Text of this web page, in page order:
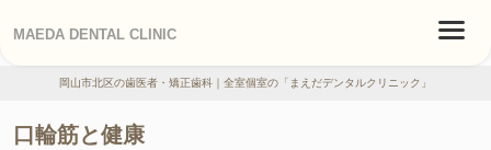
MAEDA DENTAL CLINIC
岡山市北区の歯医者・矯正歯科｜全室個室の「まえだデンタルクリニック」
口輪筋と健康